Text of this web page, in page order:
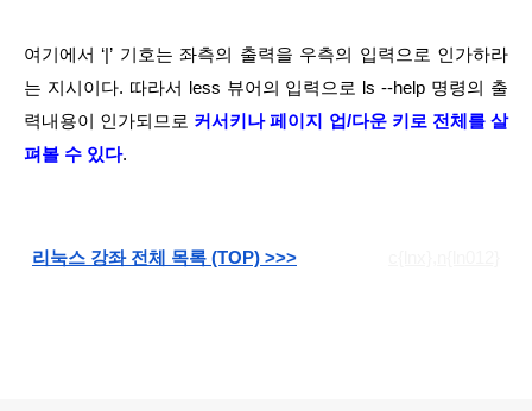
여기에서 ‘|’ 기호는 좌측의 출력을 우측의 입력으로 인가하라
는 지시이다. 따라서 less 뷰어의 입력으로 ls --help 명령의 출
력내용이 인가되므로 커서키나 페이지 업/다운 키로 전체를 살
펴볼 수 있다.
리눅스 강좌 전체 목록 (TOP) >>>